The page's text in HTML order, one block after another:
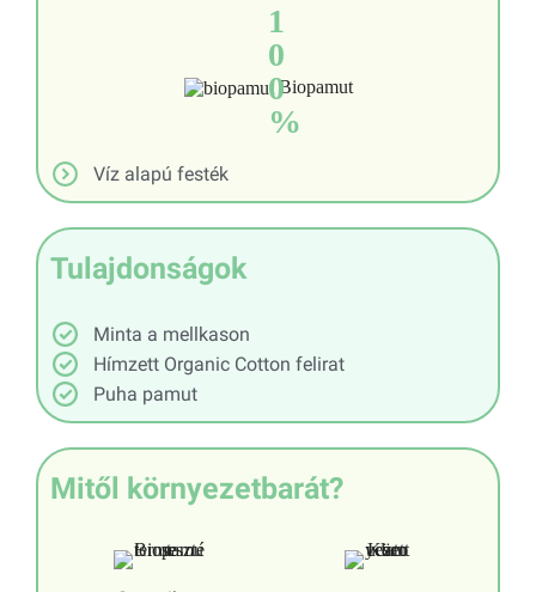
1
0
0
%
Biopamut
Víz alapú festék
Tulajdonságok
Minta a mellkason
Hímzett Organic Cotton felirat
Puha pamut
Mitől környezetbarát?